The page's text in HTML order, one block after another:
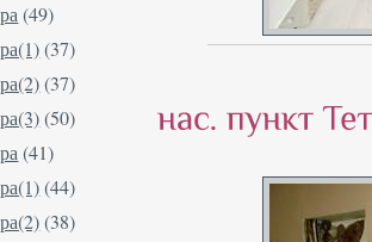
(49)
(37)
(37)
(50)
(41)
(44)
(38)